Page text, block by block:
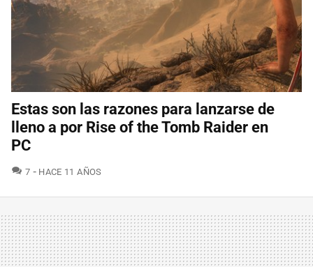
Estas son las razones para lanzarse de
lleno a por Rise of the Tomb Raider en
PC
7 COMENTARIOS
HACE 11 AÑOS